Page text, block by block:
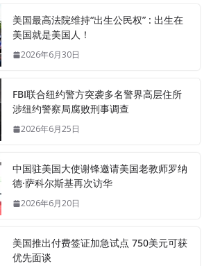
美国最高法院维持“出生公民权” : 出生在
美国就是美国人！
2026年6月30日
FBI联合纽约警方突袭多名警界高层住所
涉纽约警察局腐败刑事调查
2026年6月25日
中国驻美国大使谢锋邀请美国老教师罗纳
德·萨科尔斯基再次访华
2026年6月20日
美国推出付费签证加急试点 750美元可获
优先面谈